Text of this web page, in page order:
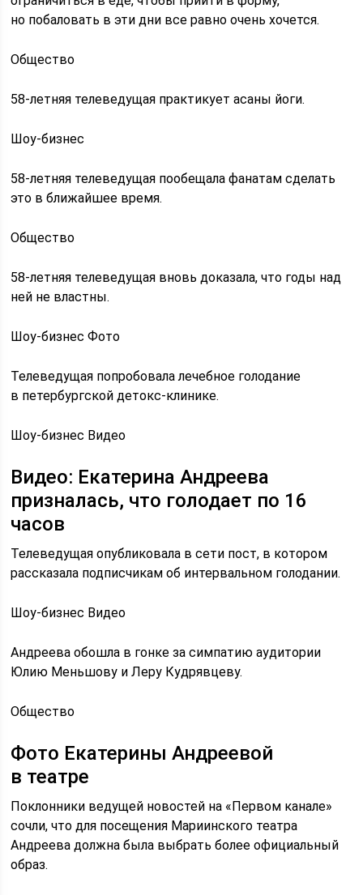
но побаловать в эти дни все равно очень хочется.
Общество
58-летняя телеведущая практикует асаны йоги.
Шоу-бизнес
58-летняя телеведущая пообещала фанатам сделать
это в ближайшее время.
Общество
58-летняя телеведущая вновь доказала, что годы над
ней не властны.
Шоу-бизнес Фото
Телеведущая попробовала лечебное голодание
в петербургской детокс-клинике.
Шоу-бизнес Видео
Видео: Екатерина Андреева
призналась, что голодает по 16
часов
Телеведущая опубликовала в сети пост, в котором
рассказала подписчикам об интервальном голодании.
Шоу-бизнес Видео
Андреева обошла в гонке за симпатию аудитории
Юлию Меньшову и Леру Кудрявцеву.
Общество
Фото Екатерины Андреевой
в театре
Поклонники ведущей новостей на «Первом канале»
сочли, что для посещения Мариинского театра
Андреева должна была выбрать более официальный
образ.